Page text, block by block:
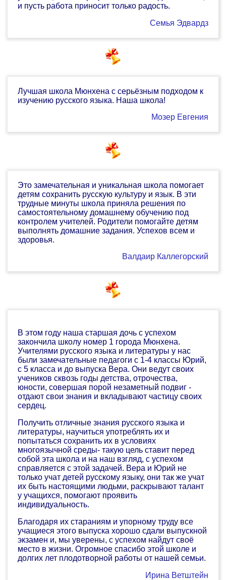
и пусть работа приносит только радость.
Семья Эдвардз
Лучшая школа Мюнхена с серьёзным подходом к
изучению русского языка. Наша школа!
Мозер Евгения
Это замечательная и уникальная школа помогает
детям сохранить русскую культуру и язык. В эти
трудные минуты школа приняла решения по
самостоятельному домашнему обучению под
контролем учителей. Родители помогайте детям
выполнять домашние задания. Успехов всем и
здоровья.
Валдаир Каллегорский
В этом году наша старшая дочь с успехом
закончила школу номер 1 города Мюнхена.
Учителями русского языка и литературы у нас
были замечательные педагоги с 1-4 классы Юрий,
с 5 класса и до выпуска Вера. Они ведут своих
учеников сквозь годы детства, отрочества,
юности, совершая порой незаметный подвиг -
отдают свои знания и вкладывают частицу своих
сердец.
Получить отличные знания русского языка и
литературы, научиться употреблять их и
попытаться сохранить их в условиях
многоязычной среды- такую цель ставит перед
собой эта школа и на наш взгляд, с успехом
справляется с этой задачей. Вера и Юрий не
только учат детей русскому языку, они так же учат
их быть настоящими людьми, раскрывают талант
у учащихся, помогают проявить
индивидуальность.
Благодаря их стараниям и упорному труду все
учащиеся этого выпуска хорошо сдали выпускной
экзамен и, мы уверены, с успехом найдут своё
место в жизни. Огромное спасибо этой школе и
долгих лет плодотворной работы от нашей семьи.
Ирина Ветштейн